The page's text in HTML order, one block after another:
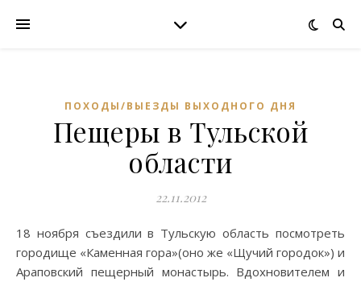
ПОХОДЫ/ВЫЕЗДЫ ВЫХОДНОГО ДНЯ
Пещеры в Тульской
области
22.11.2012
18 ноября съездили в Тульскую область посмотреть
городище «Каменная гора»(оно же «Щучий городок») и
Араповский пещерный монастырь. Вдохновителем и